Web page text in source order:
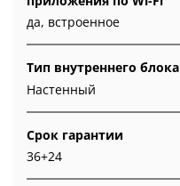
да, встроенное
Тип внутреннего блока
Настенный
Срок гарантии
36+24